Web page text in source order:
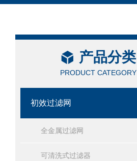
产品分类
PRODUCT CATEGORY
初效过滤网
全金属过滤网
可清洗式过滤器